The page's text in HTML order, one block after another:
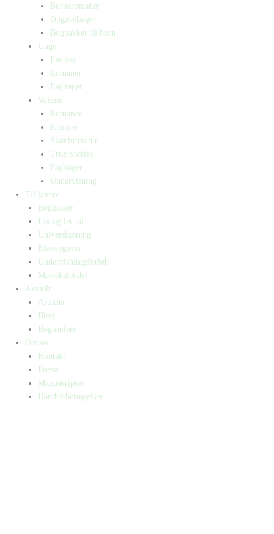
Børneromaner
Opgavebøger
Bogpakker til børn
Unge
Fantasy
Romaner
Fagbøger
Voksne
Romance
Krimier
Skønlitteratur
True Stories
Fagbøger
Undervisning
Til lærere
Bogkasser
Lix og let-tal
Universlæsning
Elevopgaver
Undervisningsforløb
Messekalender
Aktuelt
Artikler
Blog
Bogtrailere
Om os
Kontakt
Presse
Manuskripter
Handelsbetingelser